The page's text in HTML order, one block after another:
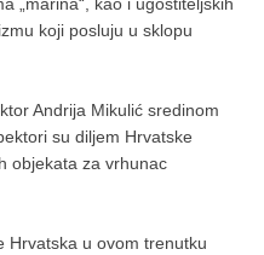
koji posluju u sklopu
Andrija Mikulić sredinom
su diljem Hrvatske
objekata za vrhunac
Hrvatska u ovom trenutku